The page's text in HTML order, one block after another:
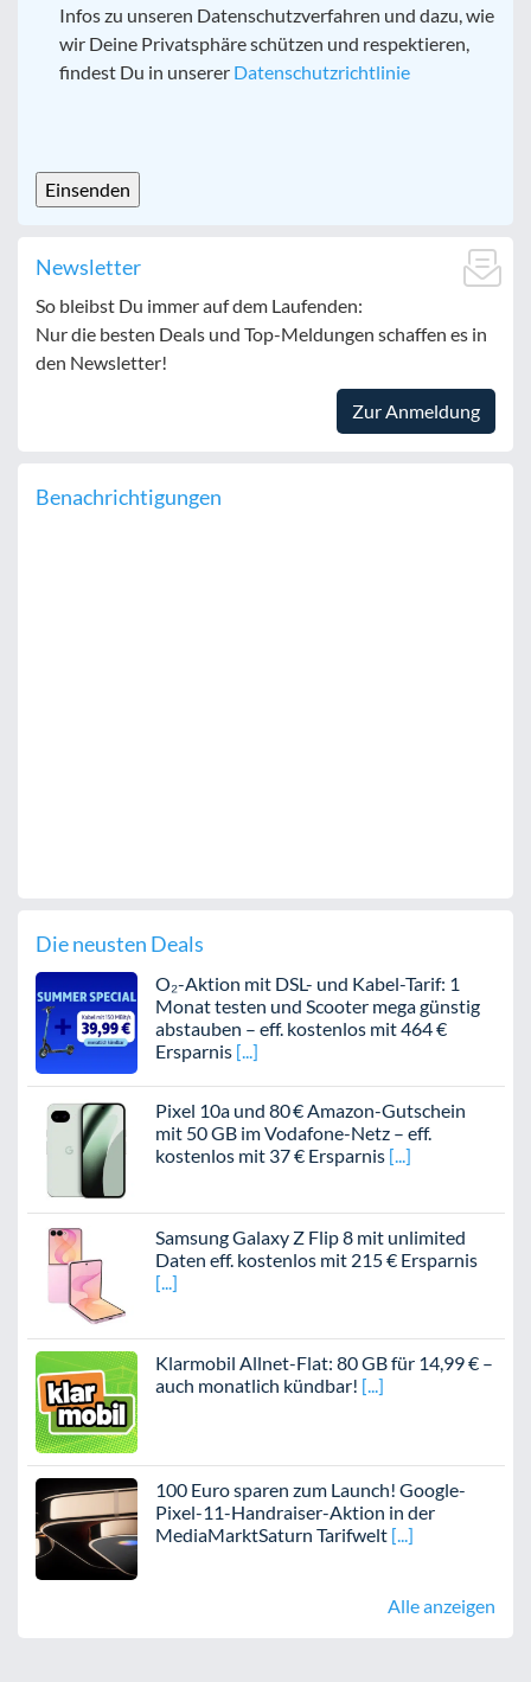
Infos zu unseren Datenschutzverfahren und dazu, wie
wir Deine Privatsphäre schützen und respektieren,
findest Du in unserer Datenschutzrichtlinie
Newsletter
So bleibst Du immer auf dem Laufenden:
Nur die besten Deals und Top-Meldungen schaffen es in
den Newsletter!
Zur Anmeldung
Benachrichtigungen
Die neusten Deals
O₂-Aktion mit DSL- und Kabel-Tarif: 1
Monat testen und Scooter mega günstig
abstauben – eff. kostenlos mit 464 €
Ersparnis
Pixel 10a und 80 € Amazon-Gutschein
mit 50 GB im Vodafone-Netz – eff.
kostenlos mit 37 € Ersparnis
Samsung Galaxy Z Flip 8 mit unlimited
Daten eff. kostenlos mit 215 € Ersparnis
Klarmobil Allnet-Flat: 80 GB für 14,99 € –
auch monatlich kündbar!
100 Euro sparen zum Launch! Google-
Pixel-11-Handraiser-Aktion in der
MediaMarktSaturn Tarifwelt
Alle anzeigen